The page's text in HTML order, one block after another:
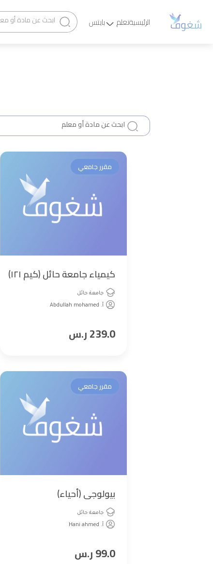
الرئيسيةتعلم بايتس
مقرر جامعي
كيمياء جامعة حائل (كيم ١٢١)
جامعة حائل
أ. Abdullah mohamed
239.0ر.س
مقرر جامعي
بيولوجى (أحياء)
جامعة حائل
أ. Hani ahmed
99.0ر.س